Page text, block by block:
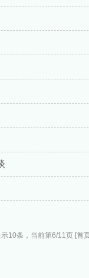
10条，当前第6/11页 [首